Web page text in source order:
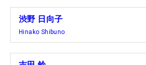
渋野 日向子
Hinako Shibuno